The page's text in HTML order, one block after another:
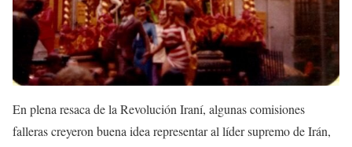
En plena resaca de la Revolución Iraní, algunas comisiones
falleras creyeron buena idea representar al líder supremo de Irán,